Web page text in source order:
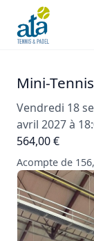
Mini-
Vendredi 18
avril 2027 à
564,00 €
Acompte de